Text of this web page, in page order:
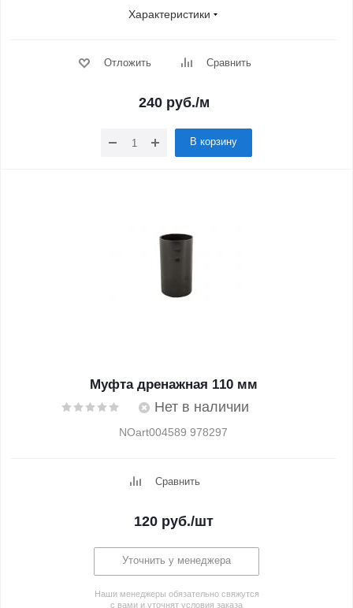
Характеристики
Отложить Сравнить
240руб./м
В корзину
Муфта дренажная 110 мм
Нет в наличии
NOart004589 978297
Сравнить
120 руб./шт
Уточнить у менеджера
Наши менеджеры обязательно свяжутся
с вами и уточнят условия заказа